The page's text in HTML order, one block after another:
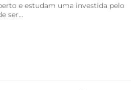
e estudam uma investida pelo
ser...